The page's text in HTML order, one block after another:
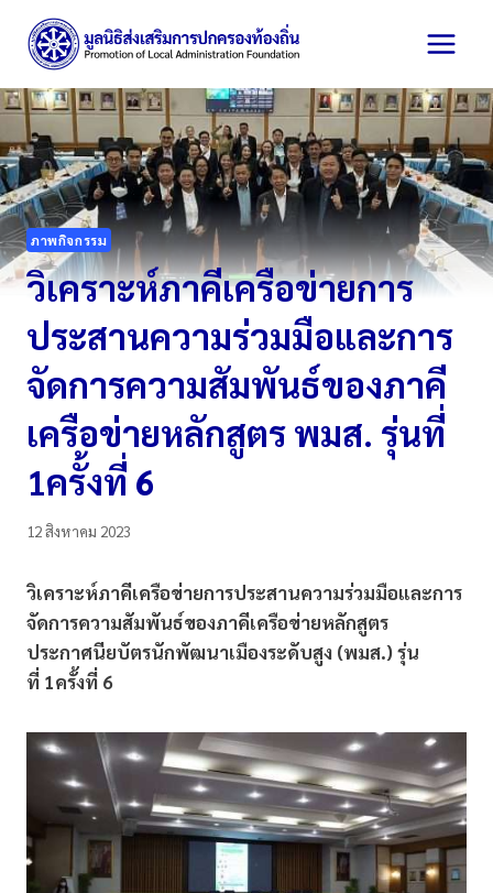
content
ภาพกิจกรรม
วิเคราะห์ภาคีเครือข่ายการ
ประสานความร่วมมือและการ
จัดการความสัมพันธ์ของภาคี
เครือข่ายหลักสูตร พมส. รุ่นที่
1ครั้งที่ 6
12 สิงหาคม 2023
วิเคราะห์ภาคีเครือข่ายการประสานความร่วมมือและการ
จัดการความสัมพันธ์ของภาคีเครือข่ายหลักสูตร
ประกาศนียบัตรนักพัฒนาเมืองระดับสูง (พมส.) รุ่น
ที่ 1ครั้งที่ 6